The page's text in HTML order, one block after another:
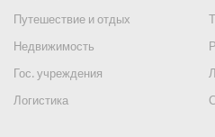
Путешествие и отдых
Недвижимость
Гос. учреждения
Логистика